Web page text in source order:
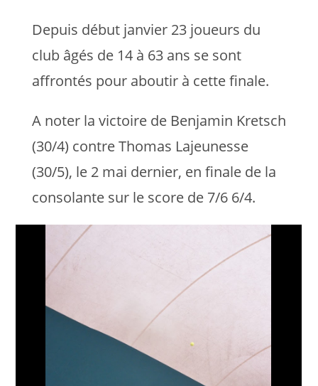
Depuis début janvier 23 joueurs du
club âgés de 14 à 63 ans se sont
affrontés pour aboutir à cette finale.
A noter la victoire de Benjamin Kretsch
(30/4) contre Thomas Lajeunesse
(30/5), le 2 mai dernier, en finale de la
consolante sur le score de 7/6 6/4.